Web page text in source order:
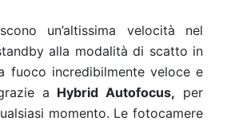
un’altissima velocità nel
alla modalità di scatto in
fuoco incredibilmente veloce e
a Hybrid Autofocus, per
momento. Le fotocamere